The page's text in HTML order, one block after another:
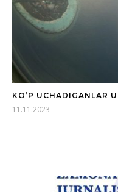
KO’P UCHADIGANLAR
11.11.2023